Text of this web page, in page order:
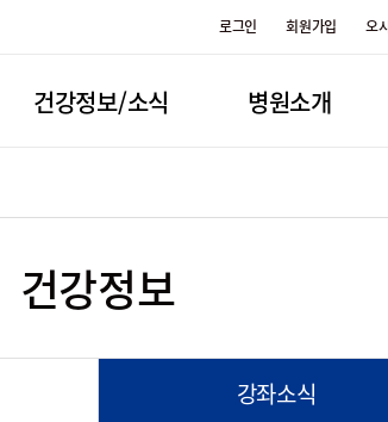
로그인 회원가입 오
건강정보/소식 병원소개
건강정보
강좌소식